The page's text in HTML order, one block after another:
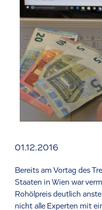
01.12.2016
Bereits am Vortag des
Staaten in Wien war
Rohölpreis deutlich
nicht alle Experten mit